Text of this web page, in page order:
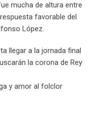
mucha de altura entre
favorable del
López.
llegar a la jornada final
la corona de Rey
y amor al folclor